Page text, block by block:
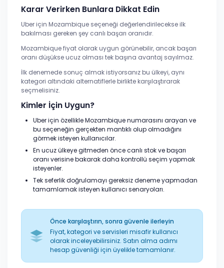
Karar Verirken Bunlara Dikkat Edin
Uber için Mozambique seçeneği değerlendirilecekse ilk
bakılması gereken şey canlı başarı oranıdır.
Mozambique fiyat olarak uygun görünebilir, ancak başarı
oranı düşükse ucuz olması tek başına avantaj sayılmaz.
İlk denemede sonuç almak istiyorsanız bu ülkeyi, aynı
kategori altındaki alternatiflerle birlikte karşılaştırarak
seçmelisiniz.
Kimler İçin Uygun?
Uber için özellikle Mozambique numarasını arayan ve
bu seçeneğin gerçekten mantıklı olup olmadığını
görmek isteyen kullanıcılar.
En ucuz ülkeye gitmeden önce canlı stok ve başarı
oranı verisine bakarak daha kontrollü seçim yapmak
isteyenler.
Tek seferlik doğrulamayı gereksiz deneme yapmadan
tamamlamak isteyen kullanıcı senaryoları.
Önce karşılaştırın, sonra güvenle ilerleyin
Fiyat, kategori ve servisleri misafir kullanıcı
olarak inceleyebilirsiniz. Satın alma adımı
hesap güvenliği için üyelikle tamamlanır.